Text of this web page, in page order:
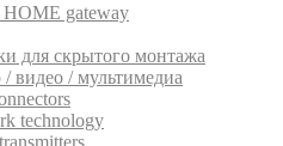
gateway
для скрытого монтажа
/ видео / мультимедиа
technology